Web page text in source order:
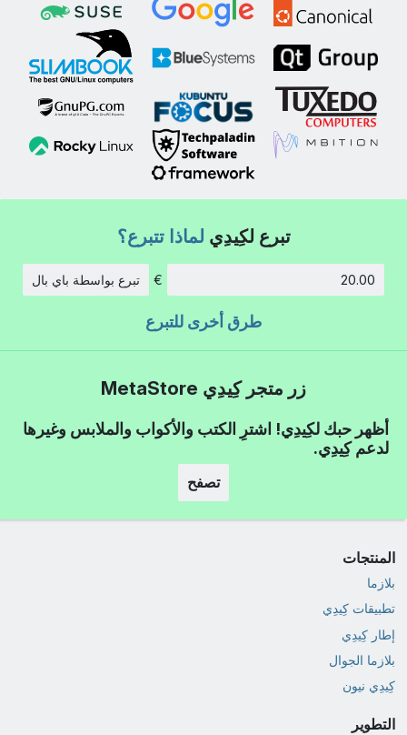
تبرع لكِيدِي لماذا تتبرع؟
€ تبرع بواسطة باي بال
طرق أخرى للتبرع
زر متجر كِيدِي MetaStore
أظهر حبك لكِيدِي! اشترِ الكتب والأكواب والملابس وغيرها
لدعم كِيدِي.
تصفح
المنتجات
بلازما
تطبيقات كِيدِي
إطار كِيدِي
بلازما الجوال
كِيدِي نيون
التطوير